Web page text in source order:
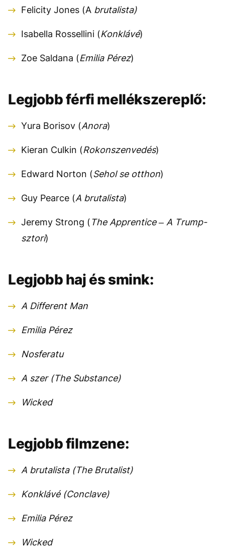
Felicity Jones (A brutalista)
Isabella Rossellini (Konklávé)
Zoe Saldana (Emilia Pérez)
Legjobb férfi mellékszereplő:
Yura Borisov (Anora)
Kieran Culkin (Rokonszenvedés)
Edward Norton (Sehol se otthon)
Guy Pearce (A brutalista)
Jeremy Strong ( The Apprentice – A Trump-
sztori)
Legjobb haj és smink:
A Different Man
Emilia Pérez
Nosferatu
A szer (The Substance)
Wicked
Legjobb filmzene:
A brutalista (The Brutalist)
Konklávé (Conclave)
Emilia Pérez
Wicked